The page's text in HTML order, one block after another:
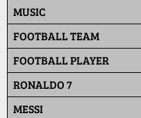
MUSIC
FOOTBALL TEAM
FOOTBALL PLAYER
RONALDO 7
MESSI